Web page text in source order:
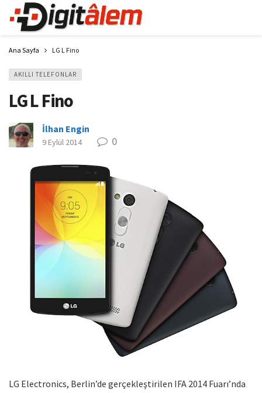
Ana Sayfa LG L Fino
AKILLI TELEFONLAR
LG L Fino
İlhan Engin
9 Eylül 2014 0
LG Electronics, Berlin’de gerçekleştirilen IFA 2014 Fuarı’nda